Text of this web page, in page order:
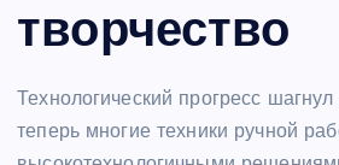
творчество
Технологический прогресс
теперь многие техники ручной